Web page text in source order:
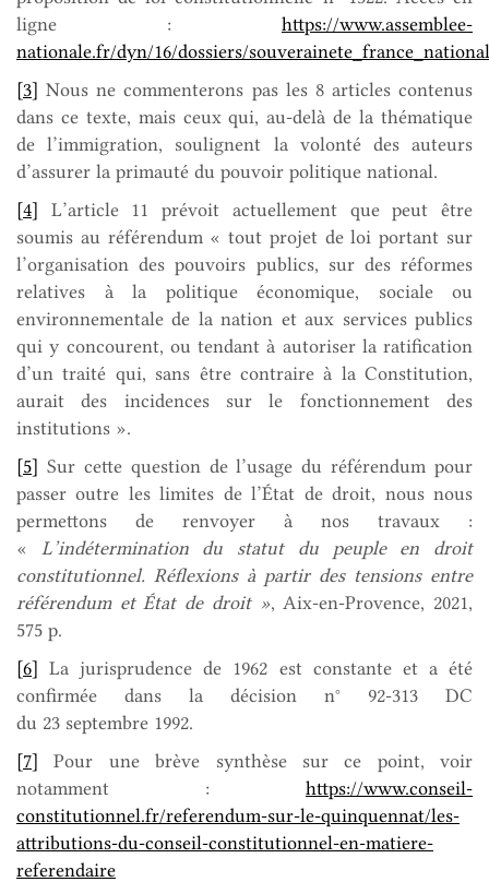
ligne : https://www.assemblee-
nationale.fr/dyn/16/dossiers/
[3] Nous ne commenterons pas les 8 articles contenus
dans ce texte, mais ceux qui, au-delà de la thématique
de l’immigration, soulignent la volonté des auteurs
d’assurer la primauté du pouvoir politique national.
[4] L’article 11 prévoit actuellement que peut être
soumis au référendum « tout projet de loi portant sur
l’organisation des pouvoirs publics, sur des réformes
relatives à la politique économique, sociale ou
environnementale de la nation et aux services publics
qui y concourent, ou tendant à autoriser la ratification
d’un traité qui, sans être contraire à la Constitution,
aurait des incidences sur le fonctionnement des
institutions ».
[5] Sur cette question de l’usage du référendum pour
passer outre les limites de l’État de droit, nous nous
permettons de renvoyer à nos travaux :
«
L’indétermination du statut du peuple en droit
constitutionnel. Réflexions à partir des tensions entre
référendum et État de droit », Aix-en-Provence, 2021,
575 p.
[6] La jurisprudence de 1962 est constante et a été
confirmée dans la décision n° 92-313 DC
du 23 septembre 1992.
[7] Pour une brève synthèse sur ce point, voir
notamment : https://www.conseil-
constitutionnel.fr/referendum-sur-le-quinquennat/les-
attributions-du-conseil-constitutionnel-en-matiere-
referendaire